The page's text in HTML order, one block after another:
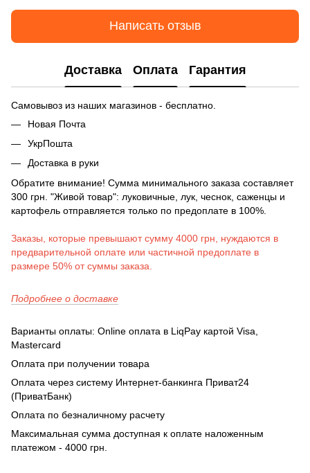
Написать отзыв
Доставка Оплата Гарантия
Самовывоз из наших магазинов - бесплатно.
Новая Почта
УкрПошта
Доставка в руки
Обратите внимание! Сумма минимального заказа составляет
300 грн. "Живой товар": луковичные, лук, чеснок, саженцы и
картофель отправляется только по предоплате в 100%.
Заказы, которые превышают сумму 4000 грн, нуждаются в
предварительной оплате или частичной предоплате в
размере 50% от суммы заказа.
Подробнее о доставке
Варианты оплаты: Online оплата в LiqPay картой Visa,
Mastercard
Оплата при получении товара
Оплата через систему Интернет-банкинга Приват24
(ПриватБанк)
Оплата по безналичному расчету
Максимальная сумма доступная к оплате наложенным
платежом - 4000 грн.